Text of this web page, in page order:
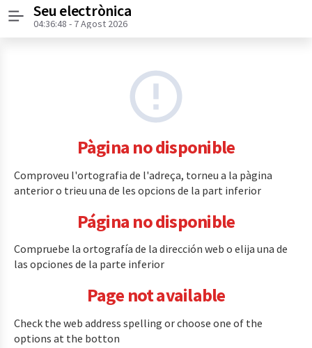
Menú
Seu electrònica
04:36:48 - 7 Agost 2026
Pàgina no disponible
Comproveu l'ortografia de l'adreça, torneu a la pàgina
anterior o trieu una de les opcions de la part inferior
Página no disponible
Compruebe la ortografía de la dirección web o elija una de
las opciones de la parte inferior
Page not available
Check the web address spelling or choose one of the
options at the botton